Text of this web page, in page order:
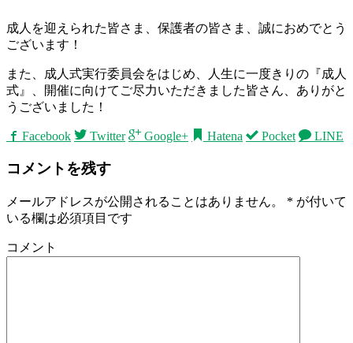
成人を迎えられた皆さま、保護者の皆さま、誠におめでとう
ございます！
また、成人式実行委員会をはじめ、人生に一度きりの『成人
式』、開催に向けてご尽力いただきました皆さん、ありがと
うございました！
Facebook Twitter Google+ Hatena Pocket LINE
コメントを残す
メールアドレスが公開されることはありません。 * が付いて
いる欄は必須項目です
コメント